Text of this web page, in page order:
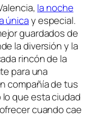
la noche
únicay especial.
guardados de
la diversión y la⁣
rincón de la
para una
compañía de tus⁤
que esta ‌ciudad
cuando‌ cae